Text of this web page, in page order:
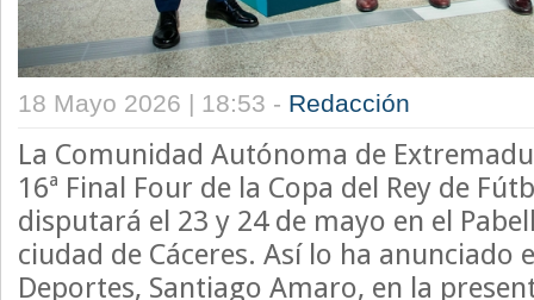
18 Mayo 2026 | 18:53 - Redacción
La Comunidad Autónoma de
16ª Final Four de la Copa del Rey de
disputará el 23 y 24 de mayo en el
ciudad de Cáceres. Así lo ha anunciado
Deportes, Santiago Amaro, en la